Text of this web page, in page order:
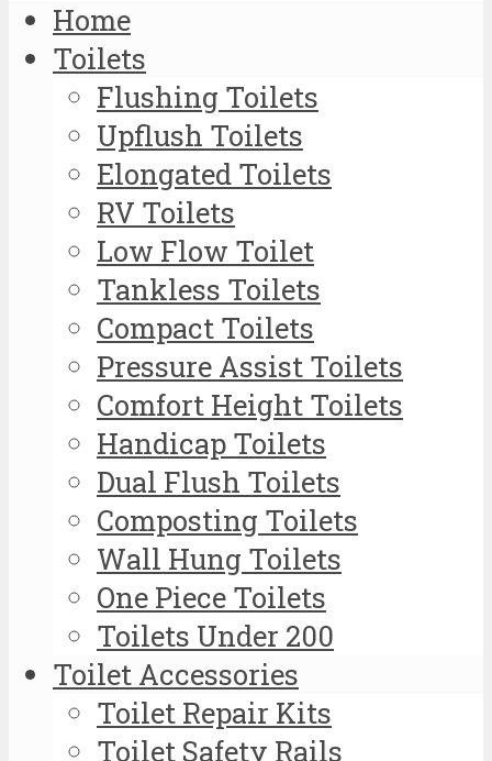
Home
Toilets
Flushing Toilets
Upflush Toilets
Elongated Toilets
RV Toilets
Low Flow Toilet
Tankless Toilets
Compact Toilets
Pressure Assist Toilets
Comfort Height Toilets
Handicap Toilets
Dual Flush Toilets
Composting Toilets
Wall Hung Toilets
One Piece Toilets
Toilets Under 200
Toilet Accessories
Toilet Repair Kits
Toilet Safety Rails